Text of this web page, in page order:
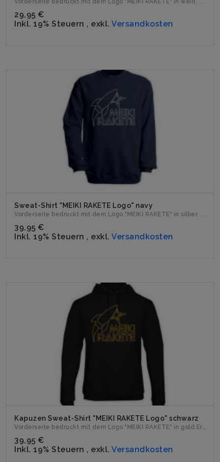
Vorderseite bedruckt mit dem Logo "MEIKI RAKETE" in weiß. ...
29,95 €
Inkl. 19% Steuern , exkl. Versandkosten
Sweat-Shirt "MEIKI RAKETE Logo" navy
Vorderseite bedruckt mit dem Logo "MEIKI RAKETE" in silber. ...
39,95 €
Inkl. 19% Steuern , exkl. Versandkosten
Kapuzen Sweat-Shirt "MEIKI RAKETE Logo" schwarz
Vorderseite bedruckt mit dem Logo "MEIKI RAKETE" in gold.Erh...
39,95 €
Inkl. 19% Steuern , exkl. Versandkosten